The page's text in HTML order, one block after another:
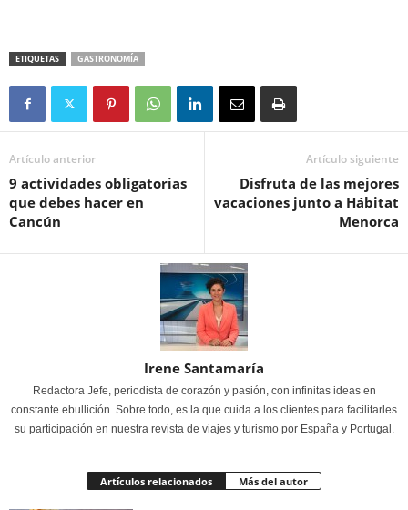
ETIQUETAS GASTRONOMÍA
Artículo anterior
9 actividades obligatorias
que debes hacer en
Cancún
Artículo siguiente
Disfruta de las mejores
vacaciones junto a Hábitat
Menorca
Irene Santamaría
Redactora Jefe, periodista de corazón y pasión, con infinitas ideas en
constante ebullición. Sobre todo, es la que cuida a los clientes para facilitarles
su participación en nuestra revista de viajes y turismo por España y Portugal.
Artículos relacionados Más del autor